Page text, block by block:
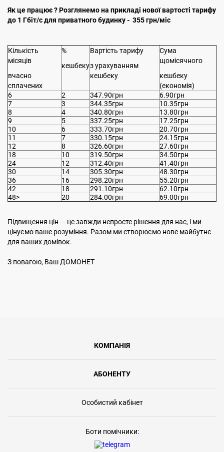
Як це працює ? Розглянемо на прикладі нової вартості тарифу
до 1 Гбіт/с для приватного будинку - 355 грн/міс
Кількість
місяців
вчасно
сплачених
%
кешбеку
Вартість тарифу
з урахуванням
кешбеку
Сума
щомісячного
кешбеку
(економія)
6
2 347.90грн
6.90грн
7
3 344.35грн
10.35грн
8
4 340.80грн
13.80грн
9
5 337.25грн
17.25грн
10
6 333.70грн
20.70грн
11
7 330.15грн
24.15грн
12
8 326.60грн
27.60грн
18
10 319.50грн
34.50грн
24
12 312.40грн
41.40грн
30
14 305.30грн
48.30грн
36
16 298.20грн
55.20грн
42
18 291.10грн
62.10грн
48>
20 284.00грн 69.00грн
Підвищення цін — це завжди непросте рішення для нас, і ми
цінуємо ваше розуміння. Разом ми створюємо нове майбутнє
для ваших домівок.
З повагою, Ваш ДОМОНЕТ
КОМПАНІЯ
АБОНЕНТУ
Особистий кабінет
Боти помічники: